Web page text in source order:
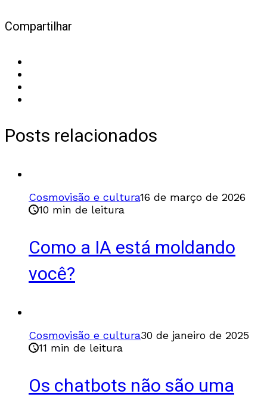
Compartilhar
Posts relacionados
Cosmovisão e cultura16 de março de 2026
10 min de leitura
Como a IA está moldando
você?
Cosmovisão e cultura30 de janeiro de 2025
11 min de leitura
Os chatbots não são uma